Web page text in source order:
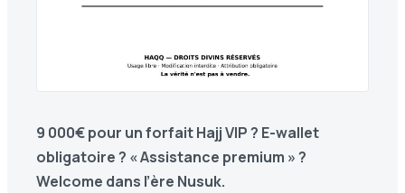
9 000€ pour un forfait Hajj VIP ? E-wallet
obligatoire ? « Assistance premium » ?
Welcome dans l’ère Nusuk.